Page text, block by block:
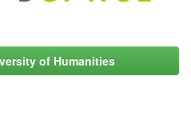
of Humanities